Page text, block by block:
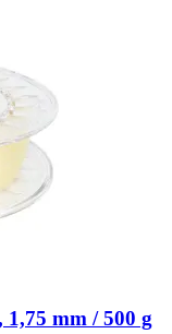
mm / 500 g